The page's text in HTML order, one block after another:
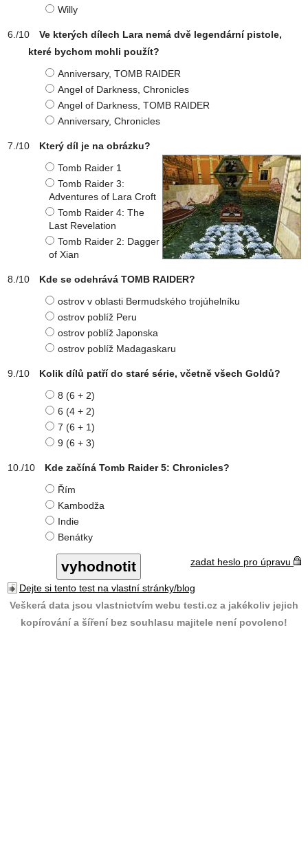
Willy
Ve kterých dílech Lara nemá dvě legendární pistole,
které bychom mohli použít?
Anniversary, TOMB RAIDER
Angel of Darkness, Chronicles
Angel of Darkness, TOMB RAIDER
Anniversary, Chronicles
Který díl je na obrázku?
Tomb Raider 1
Tomb Raider 3:
Adventures of Lara Croft
Tomb Raider 4: The
Last Revelation
Tomb Raider 2: Dagger
of Xian
Kde se odehrává TOMB RAIDER?
ostrov v oblasti Bermudského trojúhelníku
ostrov poblíž Peru
ostrov poblíž Japonska
ostrov poblíž Madagaskaru
Kolik dílů patří do staré série, včetně všech Goldů?
8 (6 + 2)
6 (4 + 2)
7 (6 + 1)
9 (6 + 3)
Kde začíná Tomb Raider 5: Chronicles?
Řím
Kambodža
Indie
Benátky
zadat heslo pro úpravu
Dejte si tento test na vlastní stránky/blog
Veškerá data jsou vlastnictvím webu testi.cz a jakékoliv jejich
kopírování a šíření bez souhlasu majitele není povoleno!